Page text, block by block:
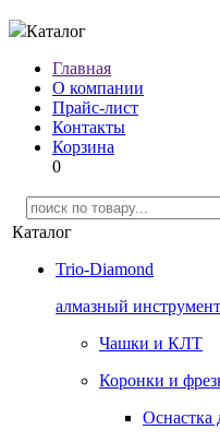
Каталог
Главная
О компании
Прайс-лист
Контакты
Корзина
0
Каталог
Trio-Diamond
алмазный инструмент
Чашки и КЛТ
Коронки и
Оснастка